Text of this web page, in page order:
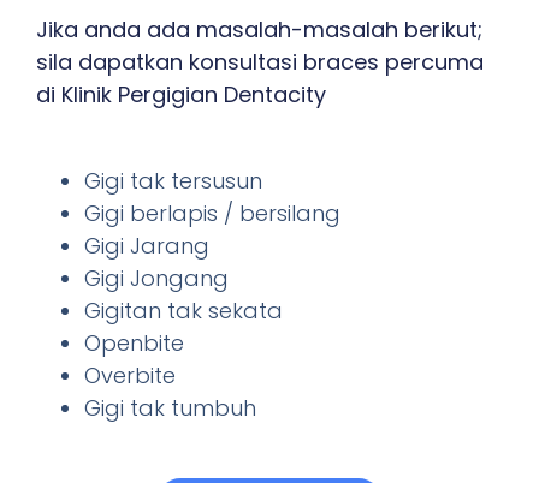
Jika anda ada masalah-masalah berikut;
sila dapatkan konsultasi braces percuma
di Klinik Pergigian Dentacity
Gigi tak tersusun
Gigi berlapis / bersilang
Gigi Jarang
Gigi Jongang
Gigitan tak sekata
Openbite
Overbite
Gigi tak tumbuh